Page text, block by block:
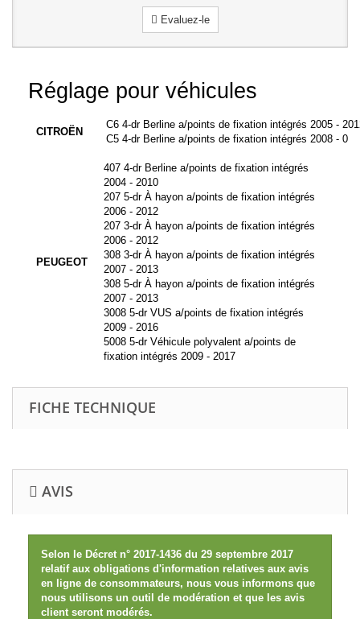
Evaluez-le
Réglage pour véhicules
CITROËN
C6 4-dr Berline a/points de fixation intégrés 2005 -
C5 4-dr Berline a/points de fixation intégrés 2008 - 0
PEUGEOT
407 4-dr Berline a/points de fixation intégrés
2004 - 2010
207 5-dr À hayon a/points de fixation intégrés
2006 - 2012
207 3-dr À hayon a/points de fixation intégrés
2006 - 2012
308 3-dr À hayon a/points de fixation intégrés
2007 - 2013
308 5-dr À hayon a/points de fixation intégrés
2007 - 2013
3008 5-dr VUS a/points de fixation intégrés
2009 - 2016
5008 5-dr Véhicule polyvalent a/points de
fixation intégrés 2009 - 2017
FICHE TECHNIQUE
AVIS
Selon le Décret n° 2017-1436 du 29 septembre 2017
relatif aux obligations d'information relatives aux avis
en ligne de consommateurs, nous vous informons que
nous utilisons un outil de modération et que les avis
client seront modérés.